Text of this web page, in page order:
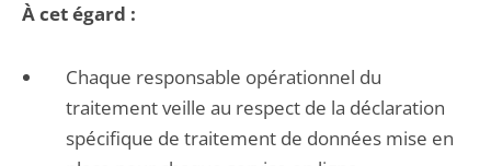
À cet égard :
Chaque responsable opérationnel du
traitement veille au respect de la déclaration
spécifique de traitement de données mise en